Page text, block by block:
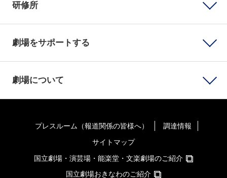
研修所
劇場をサポートする
劇場について
プレスルーム（報道関係の皆様へ）
調達情報
サイトマップ
国立劇場・演芸場・能楽堂・文楽劇場のご紹介
国立劇場おきなわのご紹介